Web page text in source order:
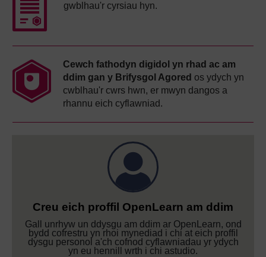
gwblhau'r cyrsiau hyn.
Cewch fathodyn digidol yn rhad ac am
ddim gan y Brifysgol Agored os ydych yn
cwblhau'r cwrs hwn, er mwyn dangos a
rhannu eich cyflawniad.
Creu eich proffil OpenLearn am ddim
Gall unrhyw un ddysgu am ddim ar OpenLearn, ond
bydd cofrestru yn rhoi mynediad i chi at eich proffil
dysgu personol a'ch cofnod cyflawniadau yr ydych
yn eu hennill wrth i chi astudio.